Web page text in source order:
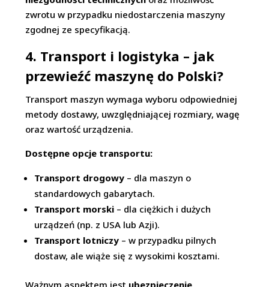
zwrotu w przypadku niedostarczenia maszyny
zgodnej ze specyfikacją.
4. Transport i logistyka – jak
przewieźć maszynę do Polski?
Transport maszyn wymaga wyboru odpowiedniej
metody dostawy, uwzględniającej rozmiary, wagę
oraz wartość urządzenia.
Dostępne opcje transportu:
Transport drogowy – dla maszyn o
standardowych gabarytach.
Transport morski – dla ciężkich i dużych
urządzeń (np. z USA lub Azji).
Transport lotniczy – w przypadku pilnych
dostaw, ale wiąże się z wysokimi kosztami.
Ważnym aspektem jest ubezpieczenie